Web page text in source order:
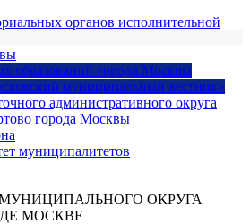
ОКРУГА
МОСКВЕ